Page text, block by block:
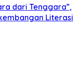
dari Tenggara”,
Literasi